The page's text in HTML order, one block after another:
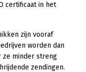
certificaat in het
zijn vooraf
worden dan
ze minder streng
zendingen.